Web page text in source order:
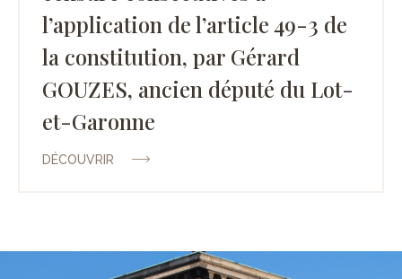
l’application de l’article 49-3 de
la constitution, par Gérard
GOUZES, ancien député du Lot-
et-Garonne
DÉCOUVRIR